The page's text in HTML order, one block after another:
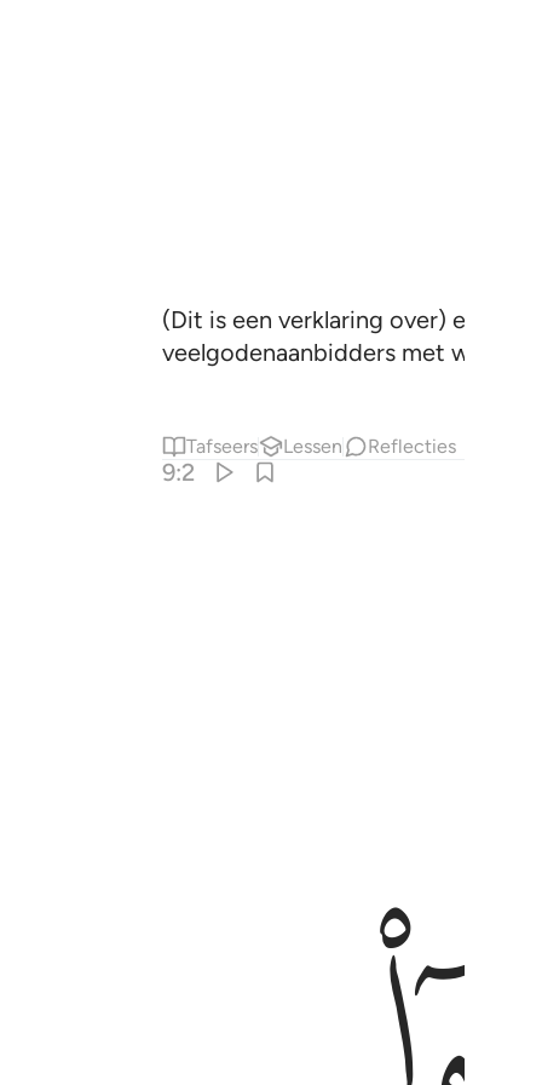
(Dit is een verklaring over) een
veelgodenaanbidders met wie
Tafseers Lessen Reflecties
9:2